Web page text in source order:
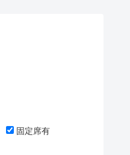
固定席有